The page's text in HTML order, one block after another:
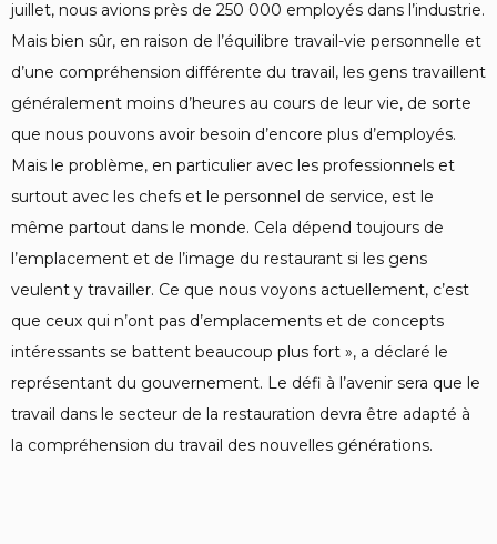
juillet, nous avions près de 250 000 employés dans l’industrie.
Mais bien sûr, en raison de l’équilibre travail-vie personnelle et
d’une compréhension différente du travail, les gens travaillent
généralement moins d’heures au cours de leur vie, de sorte
que nous pouvons avoir besoin d’encore plus d’employés.
Mais le problème, en particulier avec les professionnels et
surtout avec les chefs et le personnel de service, est le
même partout dans le monde. Cela dépend toujours de
l’emplacement et de l’image du restaurant si les gens
veulent y travailler. Ce que nous voyons actuellement, c’est
que ceux qui n’ont pas d’emplacements et de concepts
intéressants se battent beaucoup plus fort », a déclaré le
représentant du gouvernement. Le défi à l’avenir sera que le
travail dans le secteur de la restauration devra être adapté à
la compréhension du travail des nouvelles générations.